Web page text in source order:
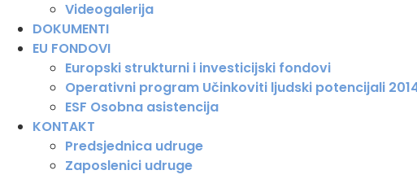
Videogalerija
DOKUMENTI
EU FONDOVI
Europski strukturni i investicijski fondovi
Operativni program Učinkoviti ljudski potencijali
ESF Osobna asistencija
KONTAKT
Predsjednica udruge
Zaposlenici udruge